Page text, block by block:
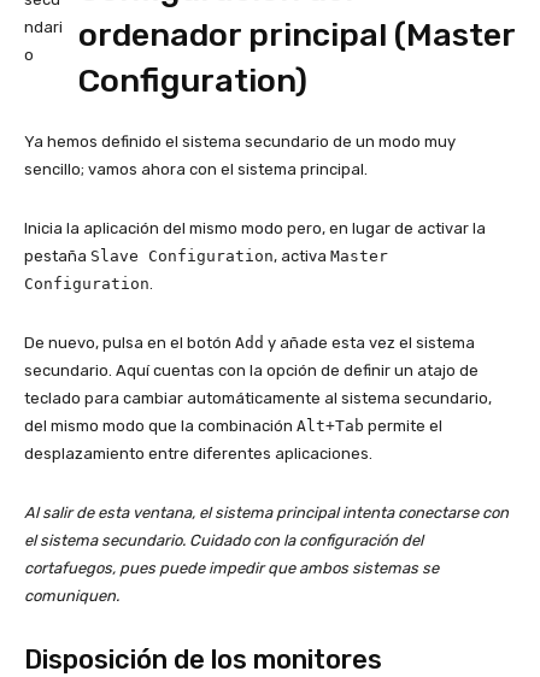
ordenador principal (Master
Configuration)
Ya hemos definido el sistema secundario de un modo muy
sencillo; vamos ahora con el sistema principal.
Inicia la aplicación del mismo modo pero, en lugar de activar la
pestaña Slave Configuration, activa Master
Configuration
De nuevo, pulsa en el botón Add y añade esta vez el sistema
secundario. Aquí cuentas con la opción de definir un atajo de
teclado para cambiar automáticamente al sistema secundario,
del mismo modo que la combinación Alt+Tab permite el
desplazamiento entre diferentes aplicaciones.
Al salir de esta ventana, el sistema principal intenta conectarse con
el sistema secundario. Cuidado con la configuración del
cortafuegos, pues puede impedir que ambos sistemas se
comuniquen.
Disposición de los monitores